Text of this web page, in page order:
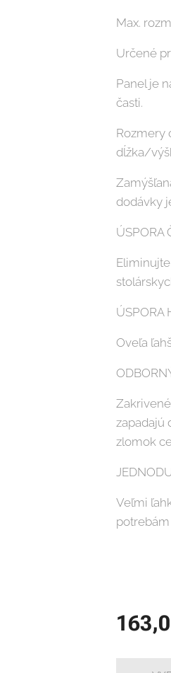
Max.
Určené
Panel je
časti.
Rozmery
dĺžka/
dodávky
ÚSPORA
ÚSPORA
Oveľa
zapadajú
zlomok
Veľmi
potrebám